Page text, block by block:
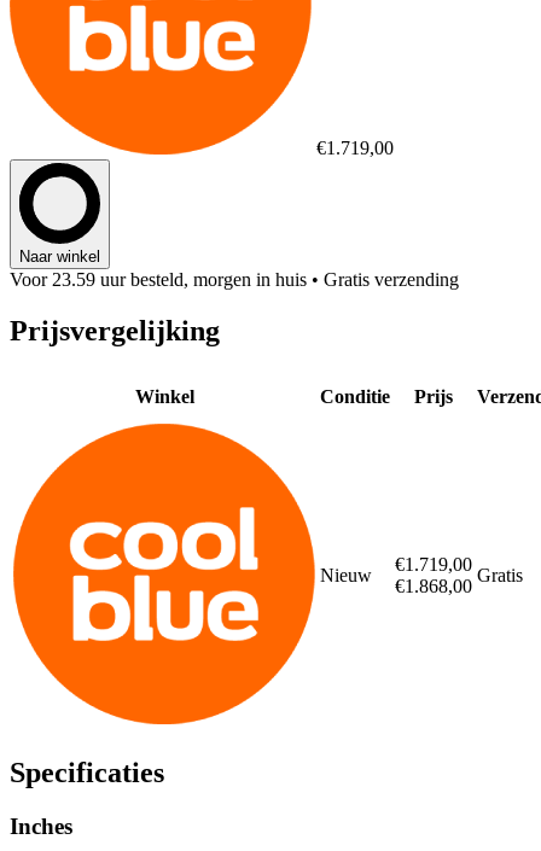
€1.719,00
Naar winkel
Voor 23.59 uur besteld, morgen in huis • Gratis verzending
Prijsvergelijking
Winkel Conditie Prijs
Nieuw
€1.719,00
€1.868,00
Gratis
Specificaties
Inches